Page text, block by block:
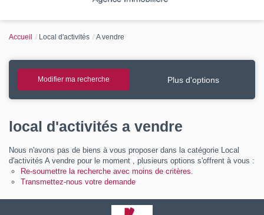
Vendre
Guide de l'immo
Contact
Katel Viager
Accueil Local d'activités A vendre
Modifier ma recherche Plus d'options
local d'activités a vendre
Nous n'avons pas de biens à vous proposer dans la catégorie Local
d'activités A vendre pour le moment , plusieurs options s'offrent à vous :
Re-soumettre la recherche avec moins de critères.
Transmettez-nous votre demande